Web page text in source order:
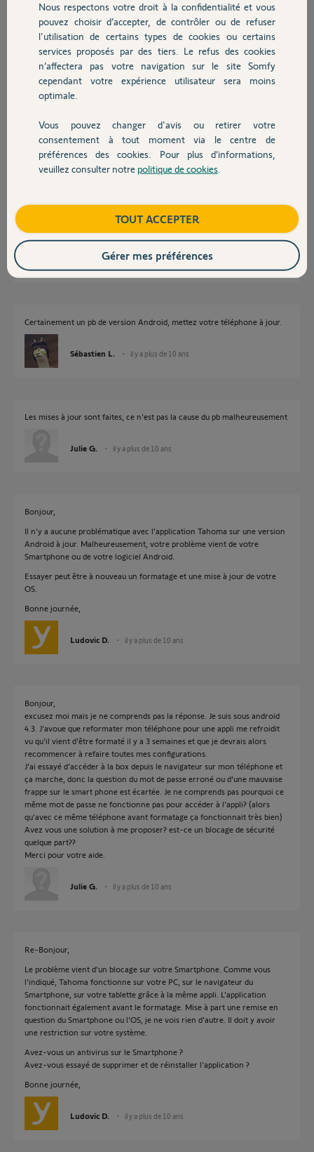
Chauffage
Autres produits
Devis avec un pro
Contact
Réponses
Bonjour,
Quel OS ?
Robert P. il y a plus de 10 ans
Samsung galaxy s3. Ça marchait très bien avant le formatage de ce
il y a plus de 10 ans
Certainement un pb de version Android, mettez votre téléphone à jour.
Sébastien L. il y a plus de 10 ans
Les mises à jour sont faites, ce n'est pas la cause du pb malheureusement
Julie G. il y a plus de 10 ans
Bonjour,
Il n'y a aucune problématique avec l'application Tahoma sur une version
Android à jour. Malheureusement, votre problème vient de votre
Smartphone ou de votre logiciel Android.
Essayer peut être à nouveau un formatage et une mise à jour de votre
OS.
Bonne journée,
Ludovic D. il y a plus de 10 ans
Bonjour,
excusez moi mais je ne comprends pas la réponse. Je suis sous android
4.3. J'avoue que reformater mon téléphone pour une appli me refroidit
vu qu'il vient d'être formaté il y a 3 semaines et que je devrais alors
recommencer à refaire toutes mes configurations.
J'ai essayé d'accéder à la box depuis le navigateur sur mon téléphone et
ça marche, donc la question du mot de passe erroné ou d'une mauvaise
frappe sur le smart phone est écartée. Je ne comprends pas pourquoi ce
même mot de passe ne fonctionne pas pour accéder à l'appli? (alors
qu'avec ce même téléphone avant formatage ça fonctionnait très bien)
Avez vous une solution à me proposer? est-ce un blocage de sécurité
quelque part??
Merci pour votre aide.
Julie G. il y a plus de 10 ans
Re-Bonjour,
Le problème vient d'un blocage sur votre Smartphone. Comme vous
l'indiqué, Tahoma fonctionne sur votre PC, sur le navigateur du
Smartphone, sur votre tablette grâce à la même appli. L'application
fonctionnait également avant le formatage. Mise à part une remise en
question du Smartphone ou l'OS, je ne vois rien d’autre. Il doit y avoir
une restriction sur votre système.
Avez-vous un antivirus sur le Smartphone ?
Avez-vous essayé de supprimer et de réinstaller l’application ?
Bonne journée,
Ludovic D. il y a plus de 10 ans
Nous respectons votre droit à la confidentialité et vous
pouvez choisir d’accepter, de contrôler ou de refuser
l'utilisation de certains types de cookies ou certains
services proposés par des tiers. Le refus des cookies
n’affectera pas votre navigation sur le site Somfy
cependant votre expérience utilisateur sera moins
optimale.
Vous pouvez changer d'avis ou retirer votre
consentement à tout moment via le centre de
préférences des cookies. Pour plus d’informations,
veuillez consulter notre politique de cookies
TOUT ACCEPTER
Gérer mes préférences